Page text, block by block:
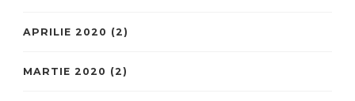
APRILIE 2020 (2)
MARTIE 2020 (2)